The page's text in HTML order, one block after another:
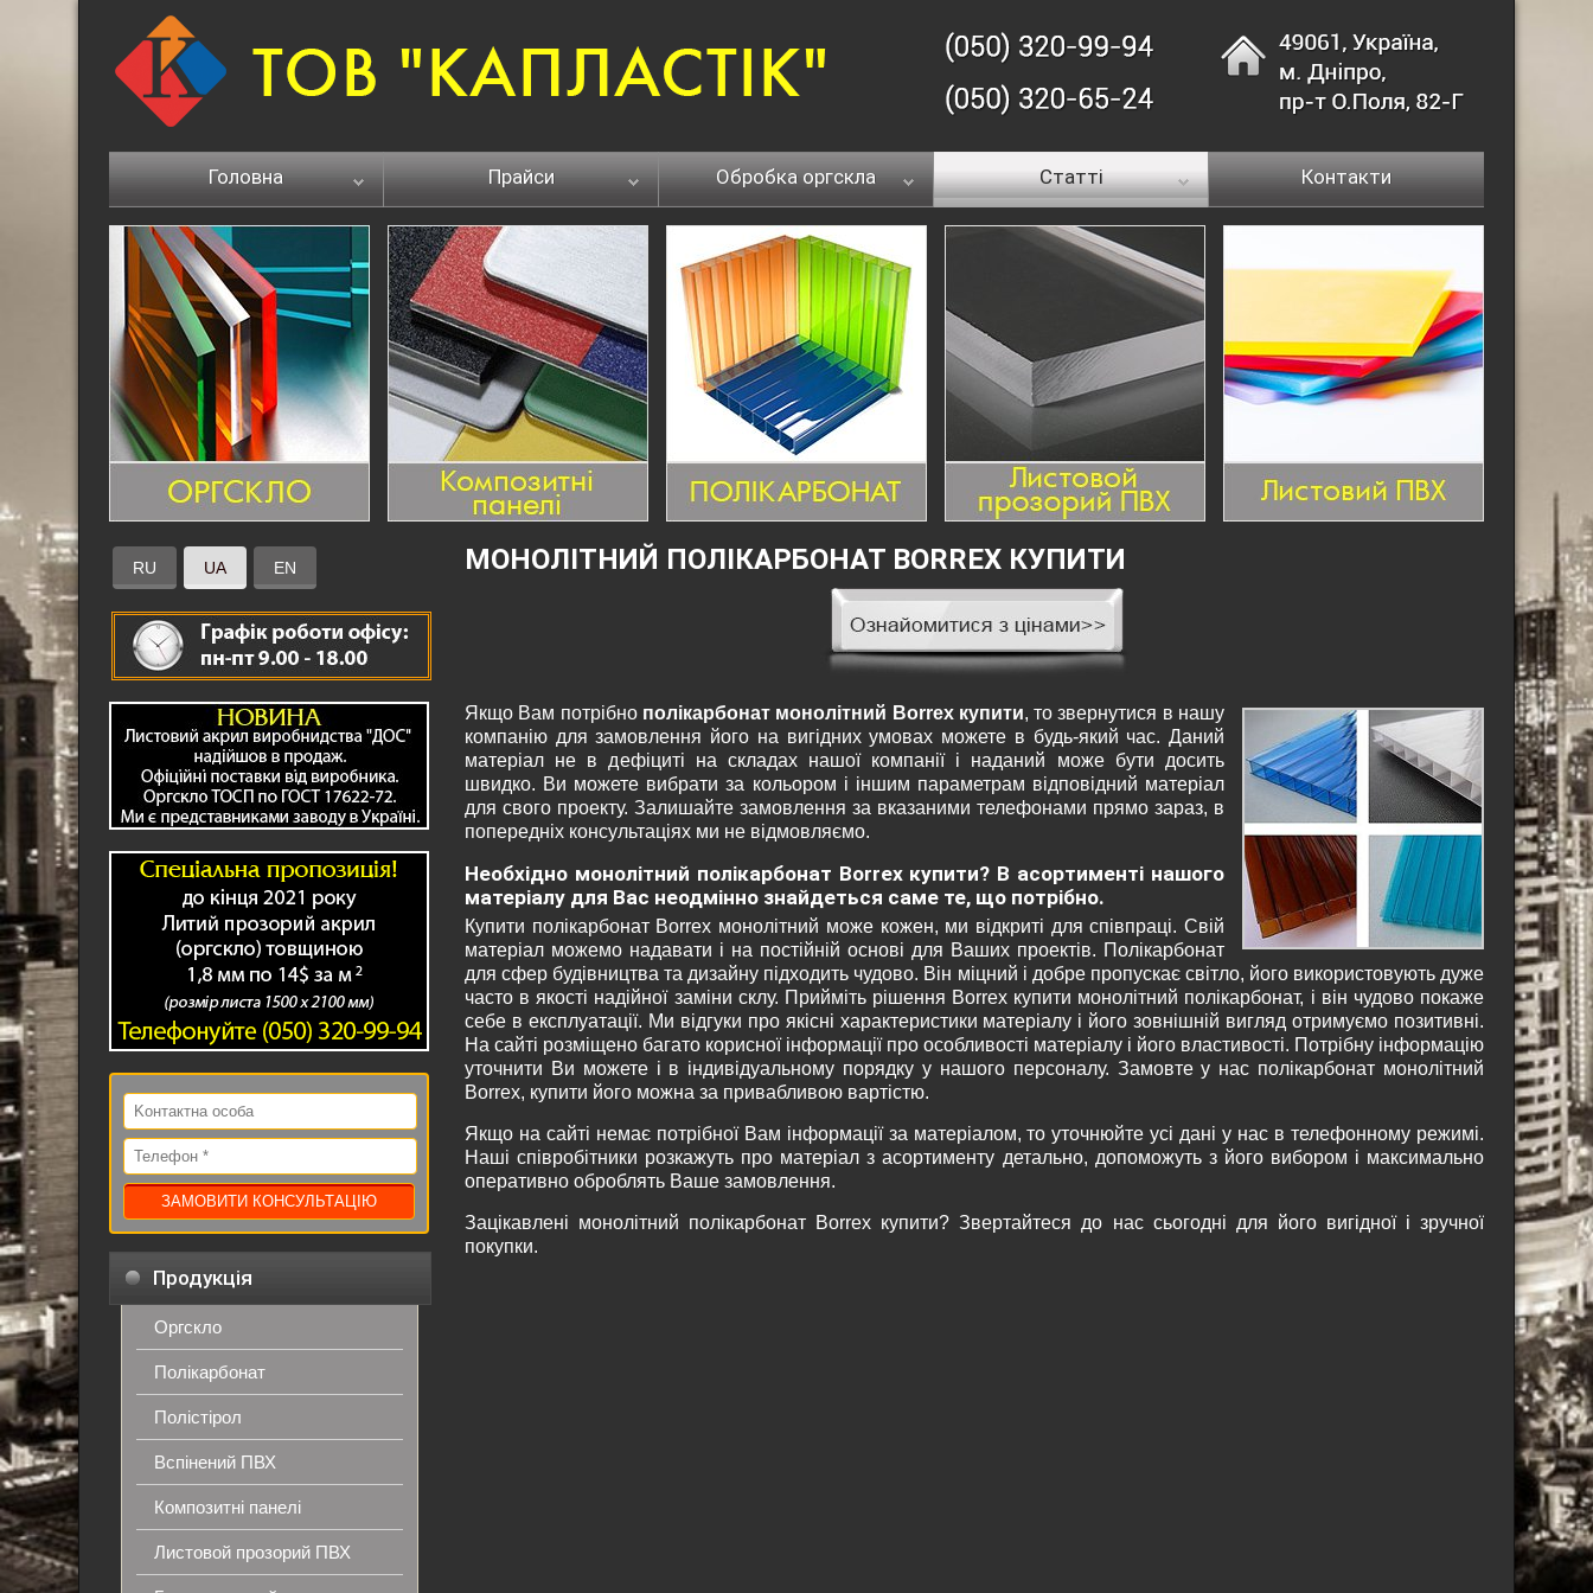
Головна Прайси Обробка оргскла Статті Контакти
RU UA EN
Продукція
Оргскло
Полікарбонат
Полістірол
Вспінений ПВХ
Композитні панелі
Листовой прозорий ПВХ
МОНОЛІТНИЙ ПОЛІКАРБОНАТ ВORREX КУПИТИ
Якщо Вам потрібнополікарбонат монолітний Вorrex купити, то звернутися в нашу
компанію для замовлення його на вигідних умовах можете в будь-який час. Даний
матеріал не в дефіциті на складах нашої компанії і наданий може бути досить
швидко. Ви можете вибрати за кольором і іншим параметрам відповідний матеріал
для свого проекту. Залишайте замовлення за вказаними телефонами прямо зараз, в
попередніх консультаціях ми не відмовляємо.
Необхідно монолітний полікарбонат Вorrex купити? В асортименті нашого
матеріалу для Вас неодмінно знайдеться саме те, що потрібно.
Купити полікарбонат Вorrex монолітний може кожен, ми відкриті для співпраці. Свій
матеріал можемо надавати і на постійній основі для Ваших проектів. Полікарбонат
для сфер будівництва та дизайну підходить чудово. Він міцний і добре пропускає світло, його використовують дуже
часто в якості надійної заміни склу. Прийміть рішення Вorrex купити монолітний полікарбонат, і він чудово покаже
себе в експлуатації. Ми відгуки про якісні характеристики матеріалу і його зовнішній вигляд отримуємо позитивні.
На сайті розміщено багато корисної інформації про особливості матеріалу і його властивості. Потрібну інформацію
уточнити Ви можете і в індивідуальному порядку у нашого персоналу. Замовте у нас полікарбонат монолітний
Вorrex, купити його можна за привабливою вартістю.
Якщо на сайті немає потрібної Вам інформації за матеріалом, то уточнюйте усі дані у нас в телефонному режимі.
Наші співробітники розкажуть про матеріал з асортименту детально, допоможуть з його вибором і максимально
оперативно оброблять Ваше замовлення.
Зацікавлені монолітний полікарбонат Вorrex купити? Звертайтеся до нас сьогодні для його вигідної і зручної
покупки.